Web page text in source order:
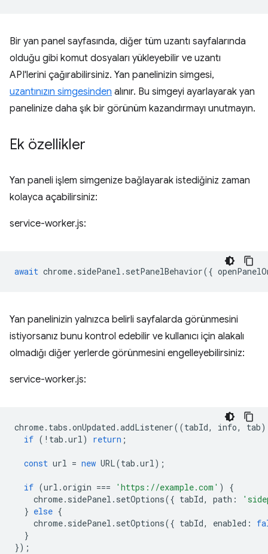
Bir yan panel sayfasında, diğer tüm uzantı sayfalarında
olduğu gibi komut dosyaları yükleyebilir ve uzantı
API'lerini çağırabilirsiniz. Yan panelinizin simgesi,
uzantınızın simgesinden alınır. Bu simgeyi ayarlayarak yan
panelinize daha şık bir görünüm kazandırmayı unutmayın.
Ek özellikler
Yan paneli işlem simgenize bağlayarak istediğiniz zaman
kolayca açabilirsiniz:
service-worker.js:
await chrome. sidePanel . setPanelBehavior({
Yan panelinizin yalnızca belirli sayfalarda görünmesini
istiyorsanız bunu kontrol edebilir ve kullanıcı için alakalı
olmadığı diğer yerlerde görünmesini engelleyebilirsiniz:
service-worker.js:
chrome. tabs .onUpdated .addListener((tabId, info, tab)
if ( ! tab .url) return ;
const url = new URL(tab .url);
if (url .origin === 'https://example.com' )
{
chrome. sidePanel . setOptions({ tabId, path :
} else {
chrome. sidePanel . setOptions({ tabId, enabled :
}
});